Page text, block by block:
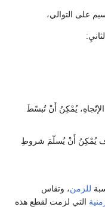
يُمْكِنُ أَنْ تُبسّطَ
يُمْكِنُ أَنْ يُسلّمَ شروطِ
للزمن، وتقاس
التي لزمت لقطع هذه